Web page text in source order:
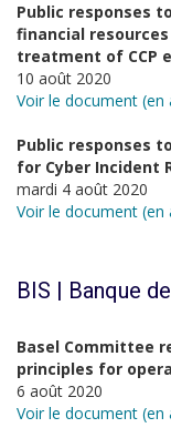
Public responses
financial
treatment of CCP
10 août 2020
Voir le document (en
Public responses
for Cyber Incident
mardi 4 août 2020
Voir le document (en
BIS | Banque
Basel Committee
principles for
6 août 2020
Voir le document (en